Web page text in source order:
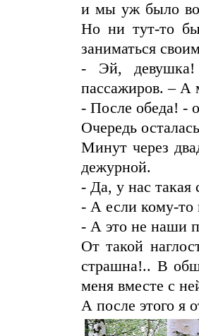
и мы уж было
Но ни тут-то
заниматься
- Эй,
пассажиров. – А
- После обеда! -
Очередь
Минут через
дежурной.
- Да, у нас такая
- А если кому-то
- А это не наши
От такой
страшна!.. В
меня вместе с
А после этого я